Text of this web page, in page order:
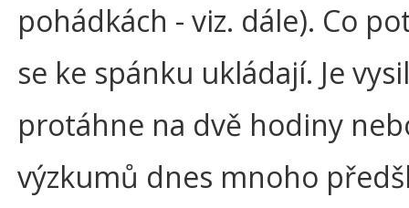
pohádkách - viz. dále). Co
se ke spánku ukládají. Je
protáhne na dvě hodiny
výzkumů dnes mnoho